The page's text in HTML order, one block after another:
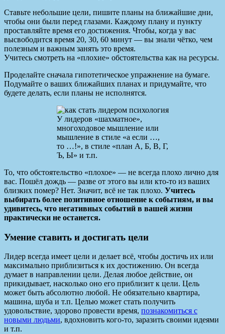
Ставьте небольшие цели, пишите планы на ближайшие дни,
чтобы они были перед глазами. Каждому плану и пункту
проставляйте время его достижения. Чтобы, когда у вас
высвободится время 20, 30, 60 минут — вы знали чётко, чем
полезным и важным занять это время.
Учитесь смотреть на «плохие» обстоятельства как на ресурсы.
Проделайте сначала гипотетическое упражнение на бумаге.
Подумайте о ваших ближайших планах и придумайте, что
будете делать, если планы не исполнятся.
У лидеров «шахматное»,
многоходовое мышление или
мышление в стиле «а если …,
то …!», в стиле «план А, Б, В, Г,
Ъ, Ы» и т.п.
То, что обстоятельство «плохое» — не всегда плохо лично для
вас. Пошёл дождь — разве от этого вы или кто-то из ваших
близких помер? Нет. Значит, всё не так плохо. Учитесь
выбирать более позитивное отношение к событиям, и вы
удивитесь, что негативных событий в вашей жизни
практически не останется.
Умение ставить и достигать цели
Лидер всегда имеет цели и делает всё, чтобы достичь их или
максимально приблизиться к их достижению. Он всегда
думает в направлении цели. Делая любое действие, он
прикидывает, насколько оно его приблизит к цели. Цель
может быть абсолютно любой. Не обязательно квартира,
машина, шуба и т.п. Целью может стать получить
удовольствие, здорово провести время, познакомиться с
новыми людьми, вдохновить кого-то, заразить своими идеями
и т.п.